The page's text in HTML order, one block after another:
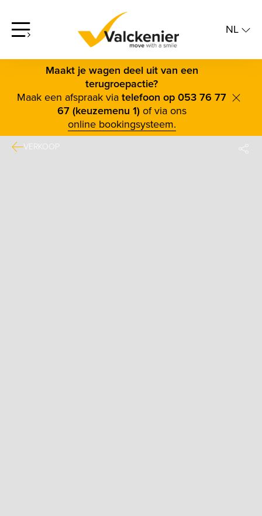
screenreader.open offcanvas menu
NL
Maakt je wagen deel uit van een
terugroepactie?
Maak een afspraak viatelefoon op 053 76 77
67 (keuzemenu 1)of via ons
online bookingsysteem.
VERKOOP